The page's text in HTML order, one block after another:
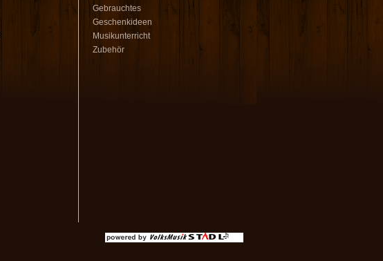
Gebrauchtes
Geschenkideen
Musikunterricht
Zubehör